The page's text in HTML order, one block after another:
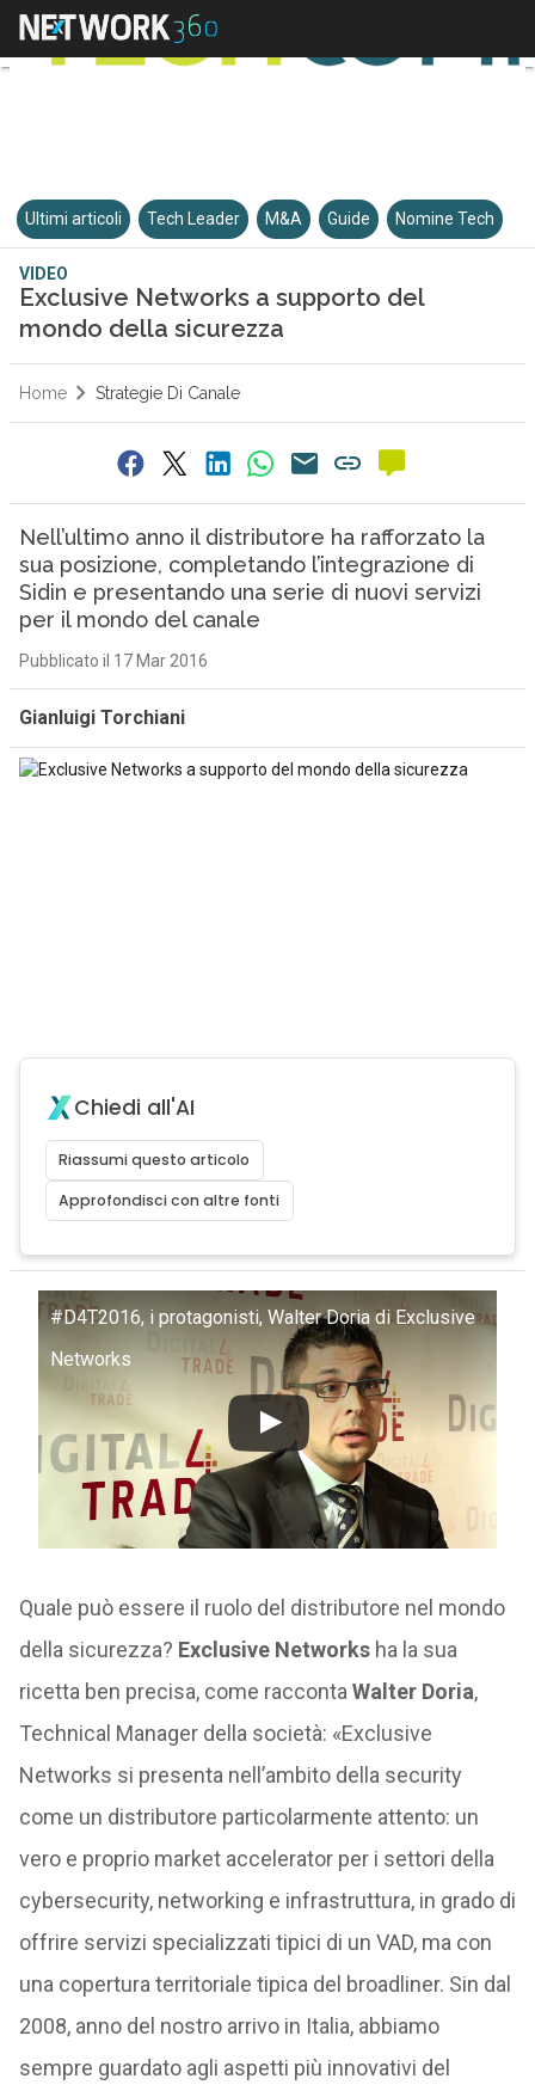
Ultimi articoli Tech Leader M&A Guide Nomine Tech
VIDEO
Exclusive Networks a supporto del
mondo della sicurezza
Home Strategie Di Canale
Nell’ultimo anno il distributore ha rafforzato la
sua posizione, completando l’integrazione di
Sidin e presentando una serie di nuovi servizi
per il mondo del canale
Pubblicato il 17 Mar 2016
Gianluigi Torchiani
Chiedi all'AI
Riassumi questo articolo
Approfondisci con altre fonti
#D4T2016, i protagonisti, Walter Doria di Exclusive
Networks
Quale può essere il ruolo del distributore nel mondo
della sicurezza? Exclusive Networks ha la sua
ricetta ben precisa, come racconta Walter Doria,
Technical Manager della società: «Exclusive
Networks si presenta nell’ambito della security
come un distributore particolarmente attento: un
vero e proprio market accelerator per i settori della
cybersecurity, networking e infrastruttura, in grado di
offrire servizi specializzati tipici di un VAD, ma con
una copertura territoriale tipica del broadliner. Sin dal
2008, anno del nostro arrivo in Italia, abbiamo
sempre guardato agli aspetti più innovativi del